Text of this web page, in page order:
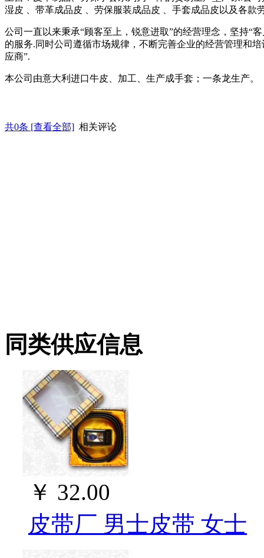
湿皮 、带革成品皮 、劳保服装成品皮 、手套成品皮以及各款
公司一直以来秉承“顾客至上，锐意进取”的经营理念，坚持“
的服务.同时公司遵循市场规律，不断完善企业的经营管理和
应商”.
本公司由意大利进口牛皮、加工、生产成手套；一条龙生产。
共0条 [查看全部] 相关评论
同类供应信息
￥ 32.00
皮带厂 男士皮带 女士